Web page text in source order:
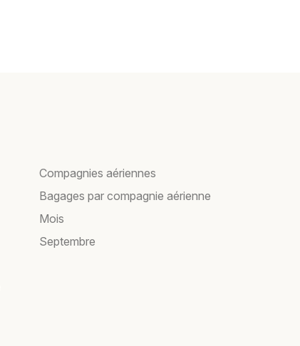
Compagnies aériennes
Bagages par compagnie aérienne
Mois
Septembre